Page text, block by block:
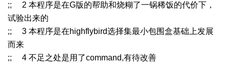
;; 2 本程序是在G版的帮助和烧糊了一锅稀饭的代价下，
试验出来的
;; 3 本程序是在highflybird选择集最小包围盒基础上发展
而来
;; 4 不足之处是用了command,有待改善